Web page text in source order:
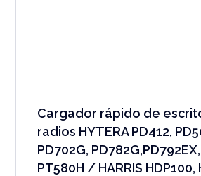
Cargador rápido de
radios HYTERA PD412,
PD702G,
PT580H / HARRIS HDP100,